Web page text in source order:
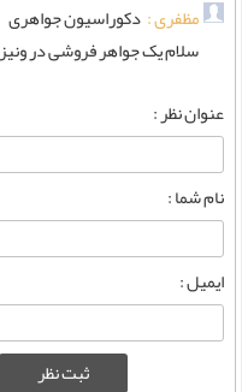
مظفری : دکوراسیون جواهری
سلام یک جواهر فروشی در
عنوان نظر :
نام شما :
ایمیل :